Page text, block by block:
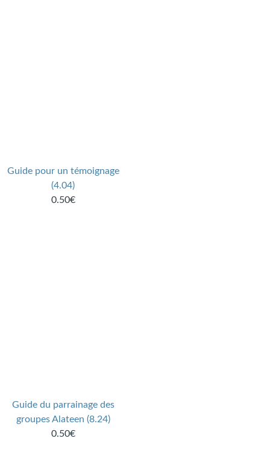
Guide pour un témoignage
(4.04)
0.50€
Guide du parrainage des
groupes Alateen (8.24)
0.50€